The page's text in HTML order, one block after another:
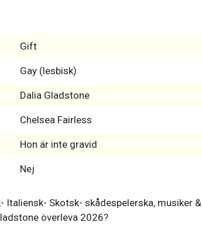
Gift
Gay (lesbisk)
Dalia Gladstone
Chelsea Fairless
Hon är inte gravid
Nej
Italiensk- Skotsk- skådespelerska, musiker &
överleva 2026?